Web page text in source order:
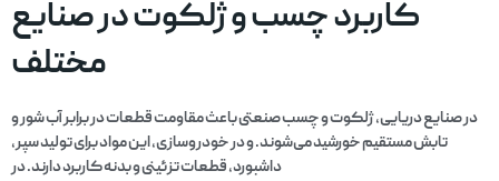
کاربرد چسب و ژلکوت در صنایع
مختلف
در صنایع دریایی، ژلکوت و چسب صنعتی باعث مقاومت قطعات در برابر آب شور و
تابش مستقیم خورشید می‌شوند. و در خودروسازی، این مواد برای تولید سپر،
داشبورد، قطعات تزئینی و بدنه کاربرد دارند. در